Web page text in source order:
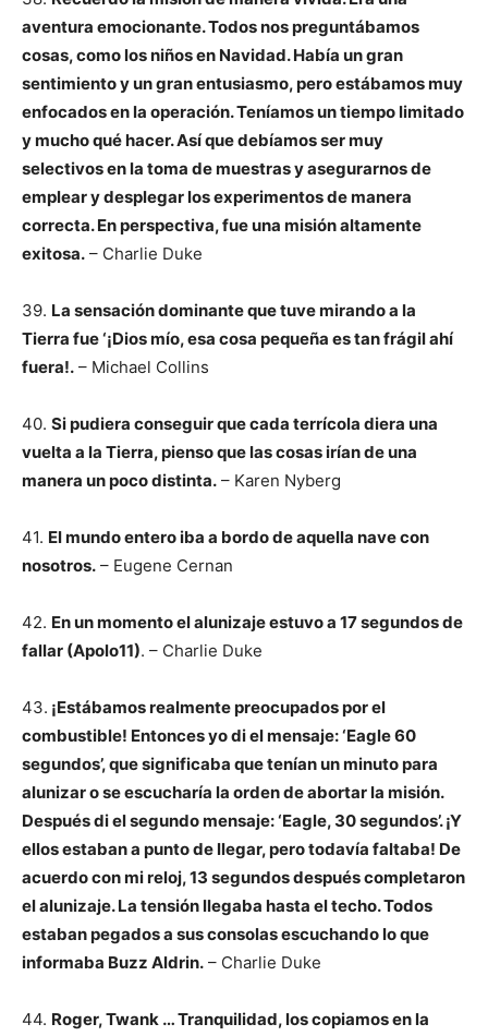
aventura emocionante. Todos nos preguntábamos
cosas, como los niños en Navidad. Había un gran
sentimiento y un gran entusiasmo, pero estábamos muy
enfocados en la operación. Teníamos un tiempo limitado
y mucho qué hacer. Así que debíamos ser muy
selectivos en la toma de muestras y asegurarnos de
emplear y desplegar los experimentos de manera
correcta. En perspectiva, fue una misión altamente
exitosa. – Charlie Duke
39. La sensación dominante que tuve mirando a la
Tierra fue ‘¡Dios mío, esa cosa pequeña es tan frágil ahí
fuera!. – Michael Collins
40. Si pudiera conseguir que cada terrícola diera una
vuelta a la Tierra, pienso que las cosas irían de una
manera un poco distinta. – Karen Nyberg
41. El mundo entero iba a bordo de aquella nave con
nosotros. – Eugene Cernan
42. En un momento el alunizaje estuvo a 17 segundos de
fallar (Apolo11). – Charlie Duke
43. ¡Estábamos realmente preocupados por el
combustible! Entonces yo di el mensaje: ‘Eagle 60
segundos’, que significaba que tenían un minuto para
alunizar o se escucharía la orden de abortar la misión.
Después di el segundo mensaje: ‘Eagle, 30 segundos’. ¡Y
ellos estaban a punto de llegar, pero todavía faltaba! De
acuerdo con mi reloj, 13 segundos después completaron
el alunizaje. La tensión llegaba hasta el techo. Todos
estaban pegados a sus consolas escuchando lo que
informaba Buzz Aldrin. – Charlie Duke
44. Roger, Twank … Tranquilidad, los copiamos en la